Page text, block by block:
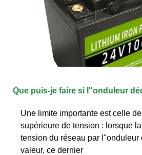
Que puis-je faire si l''onduleur
Une limite importante est celle
supérieure de tension : lorsque
tension du réseau par l''onduleur
valeur, ce dernier